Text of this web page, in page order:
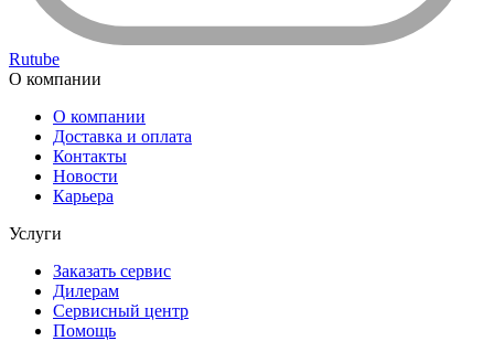
Rutube
О компании
О компании
Доставка и оплата
Контакты
Новости
Карьера
Услуги
Заказать сервис
Дилерам
Сервисный центр
Помощь